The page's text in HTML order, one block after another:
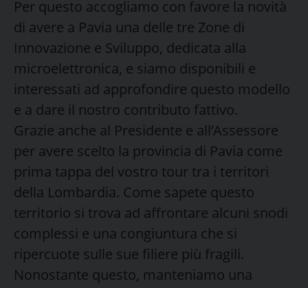
Per questo accogliamo con favore la novità
di avere a Pavia una delle tre Zone di
Innovazione e Sviluppo, dedicata alla
microelettronica, e siamo disponibili e
interessati ad approfondire questo modello
e a dare il nostro contributo fattivo.
Grazie anche al Presidente e all’Assessore
per avere scelto la provincia di Pavia come
prima tappa del vostro tour tra i territori
della Lombardia. Come sapete questo
territorio si trova ad affrontare alcuni snodi
complessi e una congiuntura che si
ripercuote sulle sue filiere più fragili.
Nonostante questo, manteniamo una